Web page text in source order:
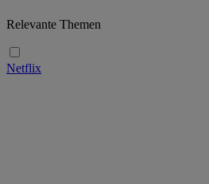
Relevante Themen
Netflix